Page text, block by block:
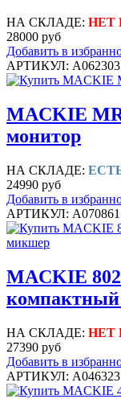
НА СКЛАДЕ: НЕТ
28000 руб
Добавить в
АРТИКУЛ: A062303
MACKIE
монитор
НА СКЛАДЕ:
24990 руб
Добавить в
АРТИКУЛ: A070861
MACKIE
НА СКЛАДЕ: НЕТ
27390 руб
Добавить в
АРТИКУЛ: A046323